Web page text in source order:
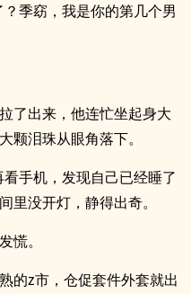
季窈，我是你的第几个男
了出来，他连忙坐起身大
颗泪珠从眼角落下。
手机，发现自己已经睡了
里没开灯，静得出奇。
慌。
的z市，仓促套件外套就出